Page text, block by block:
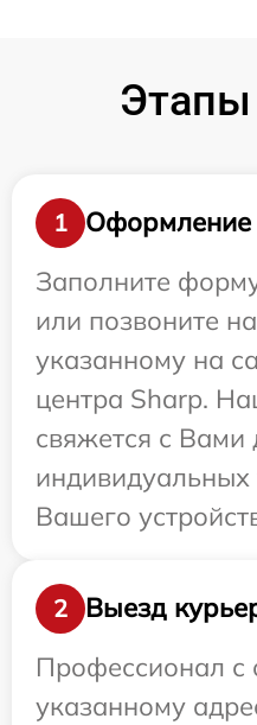
1
Оформление
Заполните
или позвоните
указанному на
центра Sharp.
свяжется с Вами
Вашего
2
Выезд
Профессионал с
указанному